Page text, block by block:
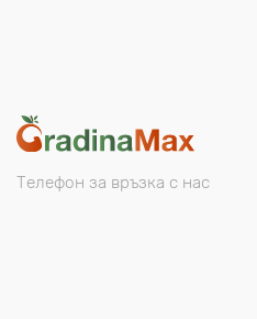
Телефон за връзка с нас